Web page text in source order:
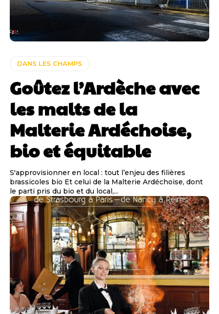
DANS LES CHAMPS
Goûtez l’Ardèche avec
les malts de la
Malterie Ardéchoise,
bio et équitable
S'approvisionner en local : tout l’enjeu des filières
brassicoles bio Et celui de la Malterie Ardéchoise, dont
le parti pris du bio et du local,...